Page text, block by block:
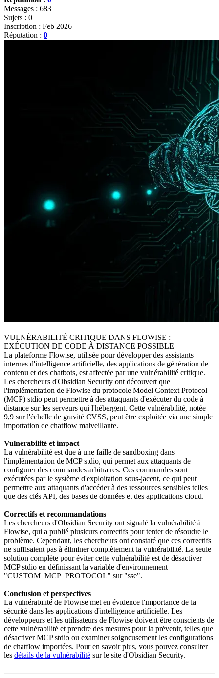
Messages : 683
Sujets : 0
Inscription : Feb 2026
Réputation : 0
VULNÉRABILITÉ CRITIQUE DANS FLOWISE :
EXÉCUTION DE CODE À DISTANCE POSSIBLE
La plateforme Flowise, utilisée pour développer des assistants
internes d'intelligence artificielle, des applications de génération de
contenu et des chatbots, est affectée par une vulnérabilité critique.
Les chercheurs d'Obsidian Security ont découvert que
l'implémentation de Flowise du protocole Model Context Protocol
(MCP) stdio peut permettre à des attaquants d'exécuter du code à
distance sur les serveurs qui l'hébergent. Cette vulnérabilité, notée
9,9 sur l'échelle de gravité CVSS, peut être exploitée via une simple
importation de chatflow malveillante.
Vulnérabilité et impact
La vulnérabilité est due à une faille de sandboxing dans
l'implémentation de MCP stdio, qui permet aux attaquants de
configurer des commandes arbitraires. Ces commandes sont
exécutées par le système d'exploitation sous-jacent, ce qui peut
permettre aux attaquants d'accéder à des ressources sensibles telles
que des clés API, des bases de données et des applications cloud.
Correctifs et recommandations
Les chercheurs d'Obsidian Security ont signalé la vulnérabilité à
Flowise, qui a publié plusieurs correctifs pour tenter de résoudre le
problème. Cependant, les chercheurs ont constaté que ces correctifs
ne suffisaient pas à éliminer complètement la vulnérabilité. La seule
solution complète pour éviter cette vulnérabilité est de désactiver
MCP stdio en définissant la variable d'environnement
"CUSTOM_MCP_PROTOCOL" sur "sse".
Conclusion et perspectives
La vulnérabilité de Flowise met en évidence l'importance de la
sécurité dans les applications d'intelligence artificielle. Les
développeurs et les utilisateurs de Flowise doivent être conscients de
cette vulnérabilité et prendre des mesures pour la prévenir, telles que
désactiver MCP stdio ou examiner soigneusement les configurations
de chatflow importées. Pour en savoir plus, vous pouvez consulter
les détails de la vulnérabilité sur le site d'Obsidian Security.